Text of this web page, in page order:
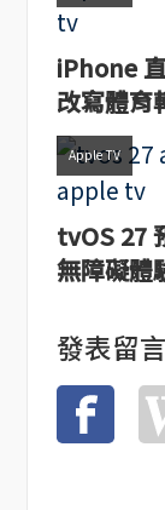
iPhone
改寫體育
Apple TV
tvOS 27
無障礙體
發表留言